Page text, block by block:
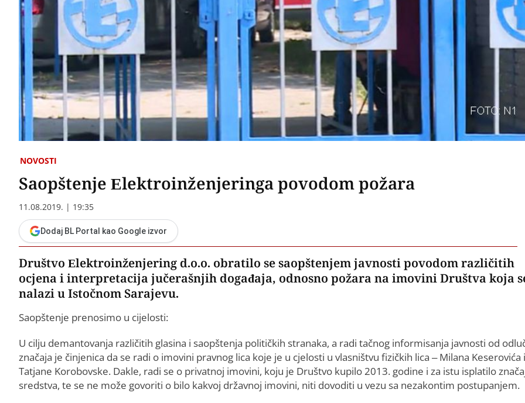
NOVOSTI
Saopštenje Elektroinženjeringa povodom požara
11.08.2019. | 19:35
Dodaj BL Portal kao Google izvor
Društvo Elektroinženjering d.o.o. obratilo se saopštenjem javnosti povodom različitih
ocjena i interpretacija jučerašnjih događaja, odnosno požara na imovini Društva koja
nalazi u Istočnom Sarajevu.
Saopštenje prenosimo u cijelosti:
U cilju demantovanja različitih glasina i saopštenja političkih stranaka, a radi tačnog informisanja javnosti od
značaja je činjenica da se radi o imovini pravnog lica koje je u cjelosti u vlasništvu fizičkih lica – Milana Keserovića i
Tatjane Korobovske. Dakle, radi se o privatnoj imovini, koju je Društvo kupilo 2013. godine i za istu isplatilo
sredstva, te se ne može govoriti o bilo kakvoj državnoj imovini, niti dovoditi u vezu sa nezakontim postupanjem.